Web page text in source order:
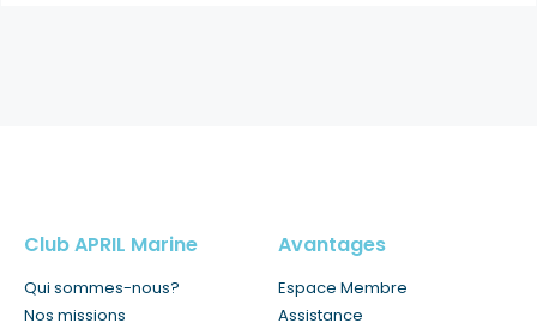
Club APRIL Marine
Qui sommes-nous?
Nos missions
Avantages
Espace Membre
Assistance